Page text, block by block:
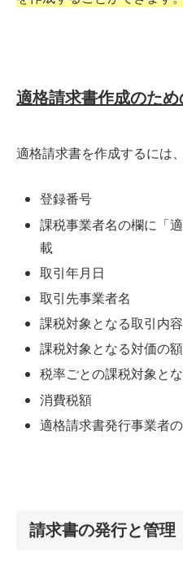
適格請求書作成のた
適格請求書を作成するには
登録番号
課税事業者名の欄に「
載
取引年月日
取引先事業者名
課税対象となる取引内容
課税対象となる対価の額
税率ごとの課税対象と
消費税額
適格請求書発行事業者
請求書の発行と管理